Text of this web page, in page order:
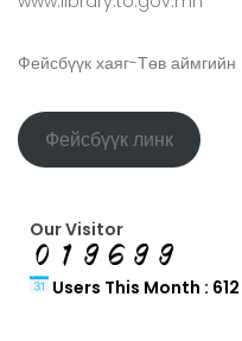
Фейсбүүк хаяг-Төв
Фейсбүүк линк
Our Visitor
Users This Month : 612